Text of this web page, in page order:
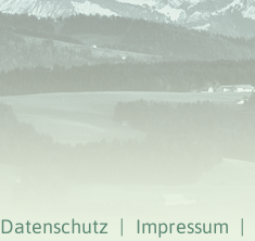
Datenschutz Impressum